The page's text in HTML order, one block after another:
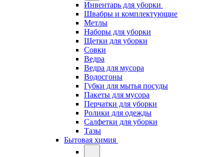
Инвентарь для уборки
Швабры и комплектующие
Метлы
Наборы для уборки
Щетки для уборки
Совки
Ведра
Ведра для мусора
Водосгоны
Губки для мытья посуды
Пакеты для мусора
Перчатки для уборки
Ролики для одежды
Салфетки для уборки
Тазы
Бытовая химия